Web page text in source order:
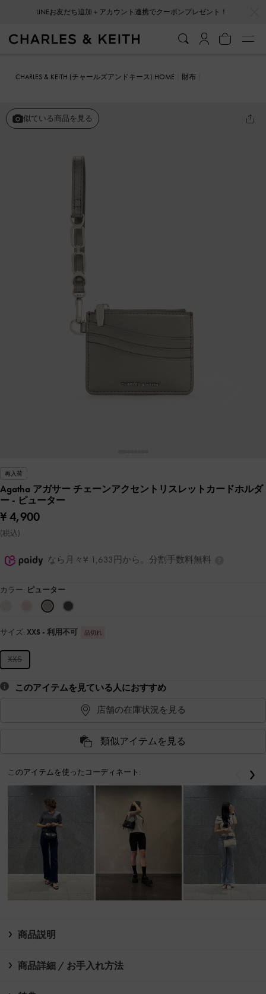
LINEお友だち追加＋アカウント連携でクーポンプレゼント！
CHARLES & KEITH (チャールズアンドキース) HOME
財布
似ている商品を見る
再入荷
Agatha アガサー チェーンアクセントリスレットカードホルダ
ー - ピューター
¥ 4,900
(税込)
なら月々¥ 1,633円から。分割手数料無料
カラー: ピューター
サイズ: XXS - 利用不可 品切れ
XXS
このアイテムを見ている人におすすめ
店舗の在庫状況を見る
類似アイテムを見る
このアイテムを使ったコーディネート: 戻る
商品説明
商品詳細 / お手入れ方法